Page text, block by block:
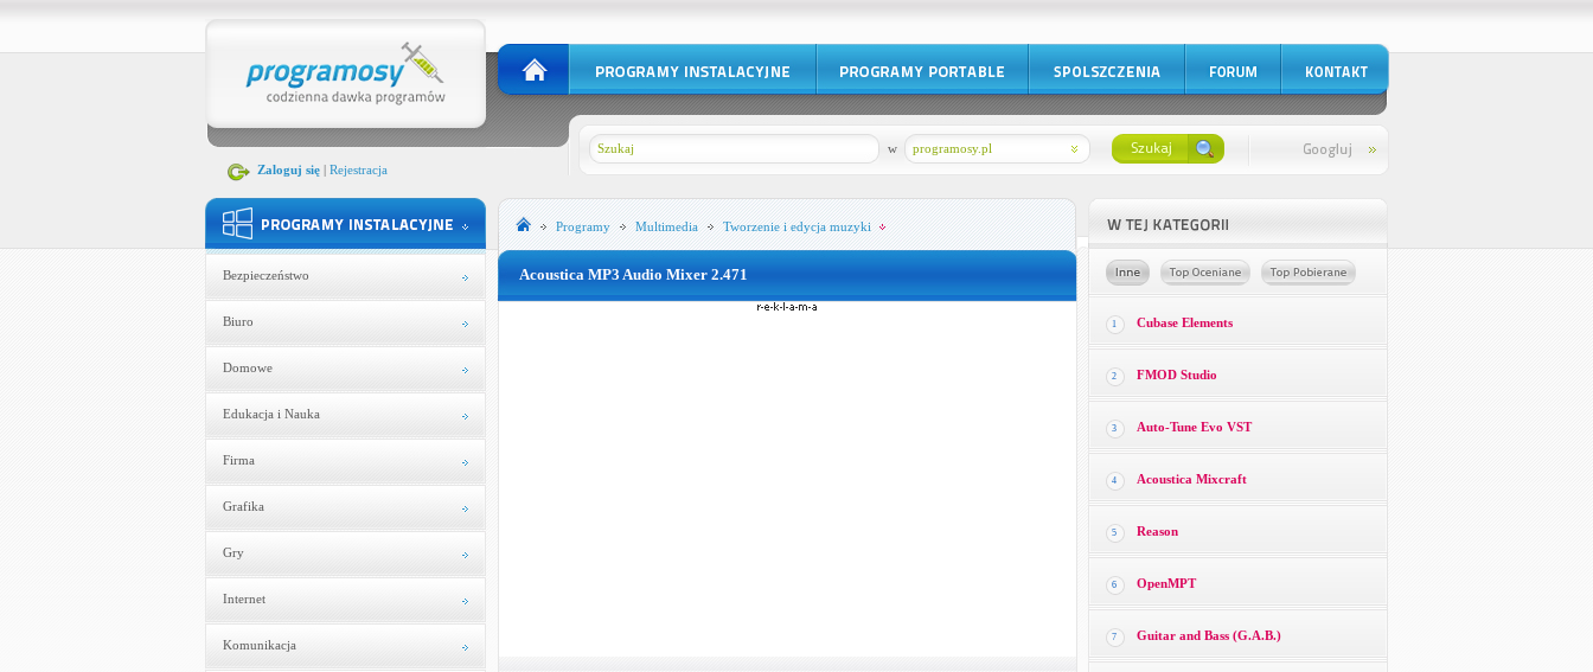
Zaloguj się| Rejestracja
programosy.pl
w
Bezpieczeństwo
Biuro
Domowe
Edukacja i Nauka
Firma
Grafika
Gry
Internet
Komunikacja
Programy Multimedia Tworzenie i edycja muzyki
Acoustica MP3 Audio Mixer 2.471
1 Cubase Elements
2 FMOD Studio
3 Auto-Tune Evo VST
4 Acoustica Mixcraft
5 Reason
6 OpenMPT
7 Guitar and Bass (G.A.B.)